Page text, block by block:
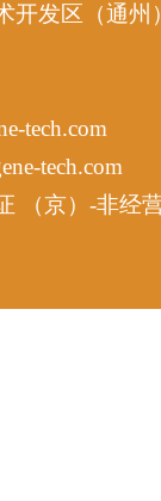
开发区（通州
tech.com
tech.com
（京）-非经